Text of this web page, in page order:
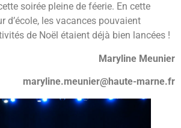
soirée pleine de féerie. En cette
d’école, les vacances pouvaient
de Noël étaient déjà bien lancées !
Maryline Meunier
maryline.meunier@haute-marne.fr